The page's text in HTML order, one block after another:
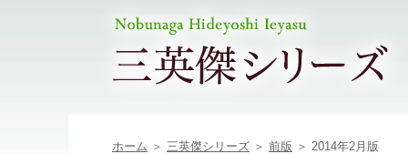
ホーム ＞ 三英傑シリーズ ＞ 前版 ＞ 2014年2月版